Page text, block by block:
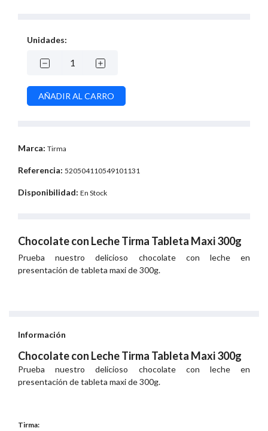
Unidades:
Marca: Tirma
Referencia: 520504110549101131
Disponibilidad: En Stock
Chocolate con Leche Tirma Tableta Maxi 300g
Prueba nuestro delicioso chocolate con leche en
presentación de tableta maxi de 300g.
Información
Chocolate con Leche Tirma Tableta Maxi 300g
Prueba nuestro delicioso chocolate con leche en
presentación de tableta maxi de 300g.
Tirma: